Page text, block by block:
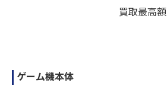
買取最高額
ゲーム機本体